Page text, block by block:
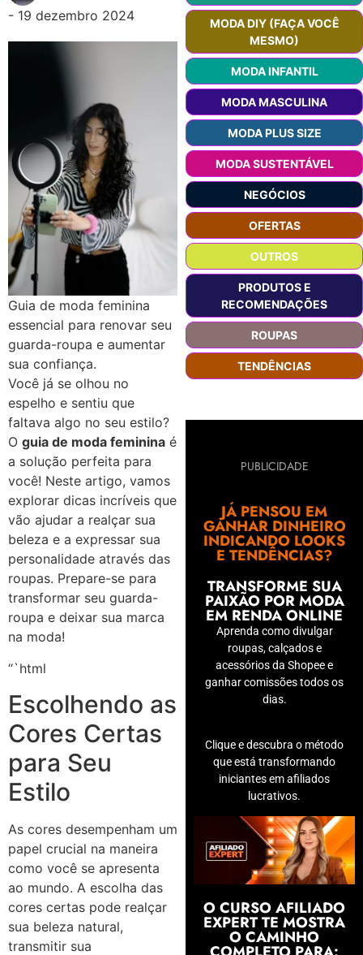
- 19 dezembro 2024
Guia de moda feminina
essencial para renovar seu
guarda-roupa e aumentar
sua confiança.
Você já se olhou no
espelho e sentiu que
faltava algo no seu estilo?
O guia de moda feminina é
a solução perfeita para
você! Neste artigo, vamos
explorar dicas incríveis que
vão ajudar a realçar sua
beleza e a expressar sua
personalidade através das
roupas. Prepare-se para
transformar seu guarda-
roupa e deixar sua marca
na moda!
“`html
Escolhendo as
Cores Certas
para Seu
Estilo
As cores desempenham um
papel crucial na maneira
como você se apresenta
ao mundo. A escolha das
cores certas pode realçar
sua beleza natural,
transmitir sua
MODA DIY (FAÇA VOCÊ
MESMO)
MODA INFANTIL
MODA MASCULINA
MODA PLUS SIZE
MODA SUSTENTÁVEL
NEGÓCIOS
OFERTAS
OUTROS
PRODUTOS E
RECOMENDAÇÕES
ROUPAS
TENDÊNCIAS
PUBLICIDADE
JÁ PENSOU EM
GANHAR DINHEIRO
INDICANDO LOOKS
E TENDÊNCIAS?
TRANSFORME SUA
PAIXÃO POR MODA
EM RENDA ONLINE
Aprenda como divulgar
roupas, calçados e
acessórios da Shopee e
ganhar comissões todos os
dias.
Clique e descubra o método
que está transformando
iniciantes em afiliados
lucrativos.
O CURSO AFILIADO
EXPERT TE MOSTRA
O CAMINHO